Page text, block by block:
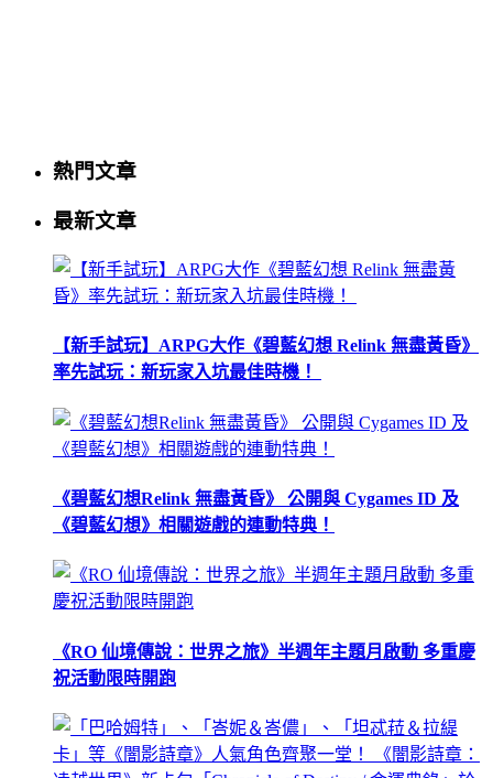
熱門文章
最新文章
【新手試玩】ARPG大作《碧藍幻想 Relink 無盡黃昏》
率先試玩：新玩家入坑最佳時機！
《碧藍幻想Relink 無盡黃昏》 公開與 Cygames ID 及
《碧藍幻想》相關遊戲的連動特典！
《RO 仙境傳說：世界之旅》半週年主題月啟動 多重慶
祝活動限時開跑